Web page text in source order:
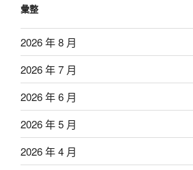
彙整
2026 年 8 月
2026 年 7 月
2026 年 6 月
2026 年 5 月
2026 年 4 月